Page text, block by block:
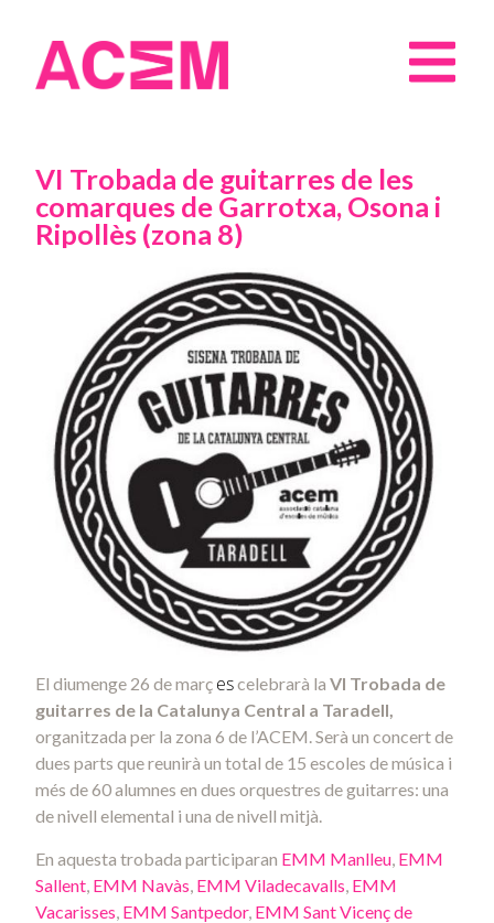
VI Trobada de guitarres de les
comarques de Garrotxa, Osona i
Ripollès (zona 8)
El diumenge 26 de març escelebrarà la VI Trobada de
guitarres de la Catalunya Central a Taradell,
organitzada per la zona 6 de l’ACEM. Serà un concert de
dues parts que reunirà un total de 15 escoles de música i
més de 60 alumnes en dues orquestres de guitarres: una
de nivell elemental i una de nivell mitjà.
En aquesta trobada participaran EMM Manlleu EMM
Sallent EMM Navàs EMM Viladecavalls EMM
Vacarisses EMM Santpedor, EMM Sant Vicenç de